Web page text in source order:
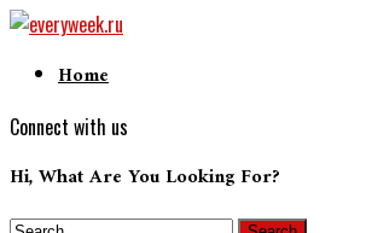
Home
Connect with us
Hi, What Are You Looking For?